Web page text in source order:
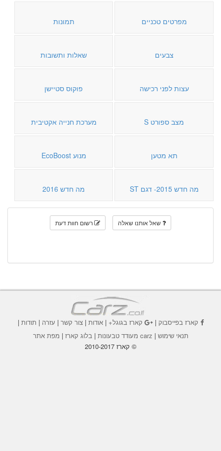
מפרטים טכניים תמונות
צבעים שאלות ותשובות
עצות לפני רכישה פוקוס סטיישן
מצב ספורט S מערכת חנייה אקטיבית
תא מטען מנוע EcoBoost
מה חדש 2015- דגם ST מה חדש 2016
שאל אותנו שאלה רשום חוות דעת
קארז בפייסבוק| קארז בגוגל+|אודות |צור קשר | עזרה | תודות |
תנאי שימוש | carz מעודד טבעונות | בלוג קארז | מפת אתר
© קארז 2010-2017